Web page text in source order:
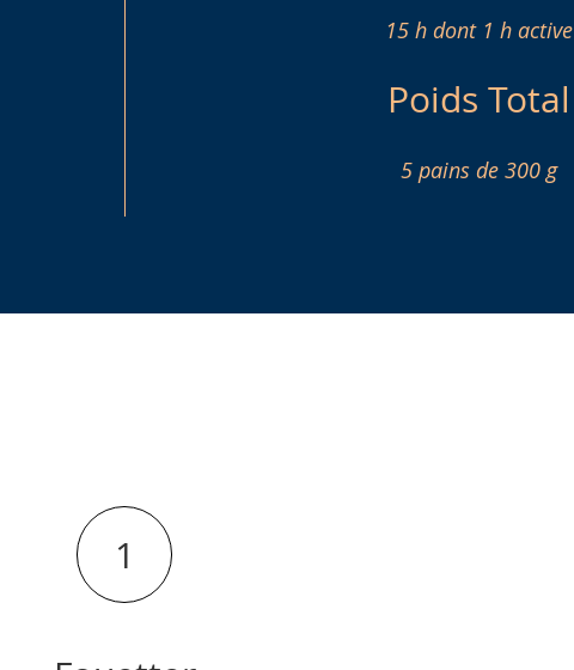
15 h dont 1 h active
Poids Total
5 pains de 300 g
1